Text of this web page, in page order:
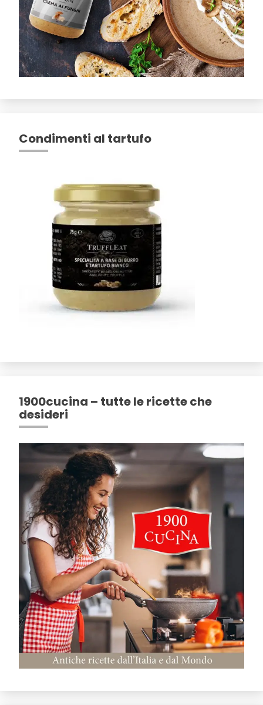
Condimenti al tartufo
1900cucina – tutte le ricette che
desideri